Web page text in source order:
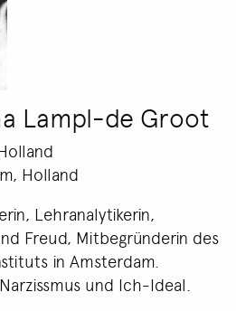
Lampl-de Groot
Holland
Lehranalytikerin,
Freud, Mitbegründerin des
in Amsterdam.
und Ich-Ideal.